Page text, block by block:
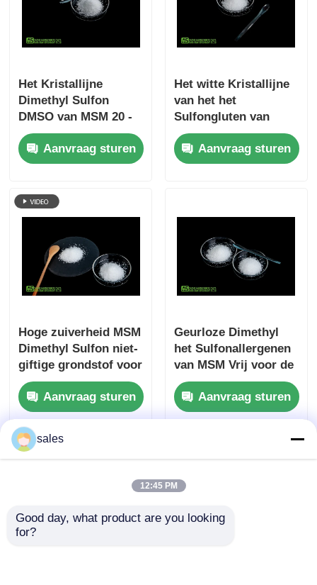
Het Kristallijne
Dimethyl Sulfon
DMSO van MSM 20 -
40 Mesh No Sulfur
Smell Food Rang
Aanvraag sturen
Het witte Kristallijne
van het het
Sulfongluten van
MSM Dimethyl Vrije
Supplement voor
Mensen
Aanvraag sturen
Hoge zuiverheid MSM
Dimethyl Sulfon niet-
giftige grondstof voor
cosmetische
industrieAanvraag sturen
Geurloze Dimethyl
het Sulfonallergenen
van MSM Vrij voor de
Sportenspanning van
de Spierpijn
Aanvraag sturen
sales
12:45 PM
Good day, what product are you looking
for?